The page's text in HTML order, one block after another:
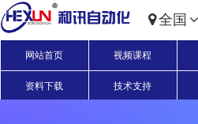
全国
网站首页 视频课程
资料下载 技术支持